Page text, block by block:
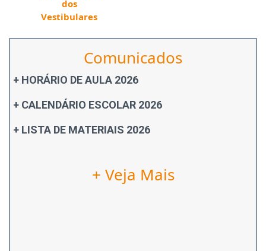
dos
Vestibulares
Comunicados
+ HORÁRIO DE AULA 2026
+ CALENDÁRIO ESCOLAR 2026
+ LISTA DE MATERIAIS 2026
+ Veja Mais